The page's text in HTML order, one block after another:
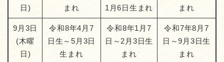
日)
まれ
1月6日生まれ
まれ
9月3日
(木曜
日)
令和8年4月7
日生～5月3日
生まれ
令和8年1月7
日～2月3日生
まれ
令和7年8月7
日～9月3日生
まれ